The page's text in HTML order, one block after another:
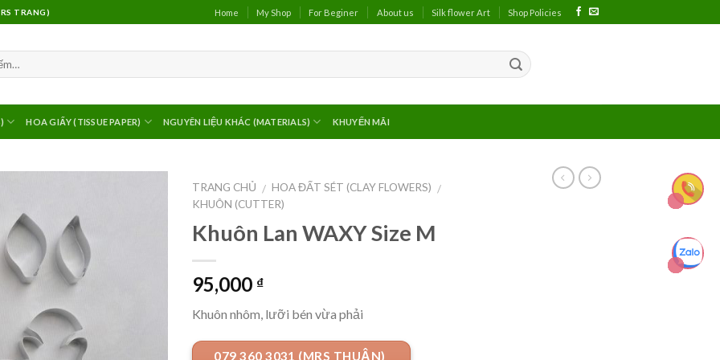
TRANG) Home My Shop For Beginer About us Silk flower Art Shop Policies
HOA GIẤY (TISSUE PAPER) NGUYÊN LIỆU KHÁC (MATERIALS) KHUYẾN MÃI
TRANG CHỦ / HOA ĐẤT SÉT (CLAY FLOWERS) /
KHUÔN (CUTTER)
Khuôn Lan WAXY Size M
95,000 ₫
Khuôn nhôm, lưỡi bén vừa phải
079 360 3031 (MRS THUẬN)